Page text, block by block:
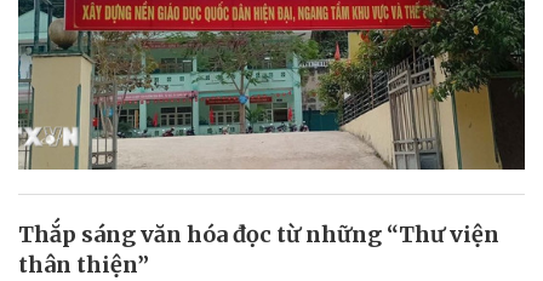
Thắp sáng văn hóa đọc từ những “Thư viện
thân thiện”